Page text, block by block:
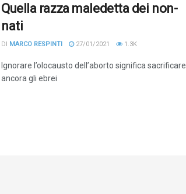
Quella razza maledetta dei non-
nati
DI MARCO RESPINTI 27/01/2021 1.3K
Ignorare l’olocausto dell’aborto significa sacrificare
ancora gli ebrei